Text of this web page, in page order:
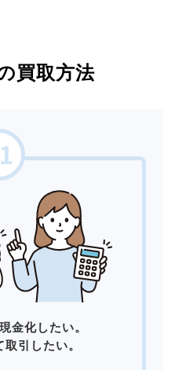
買取方法
金化したい。
引したい。